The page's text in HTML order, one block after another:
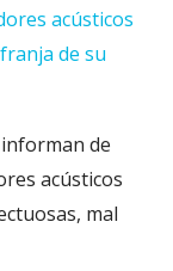
acústicos
de su
de
acústicos
mal